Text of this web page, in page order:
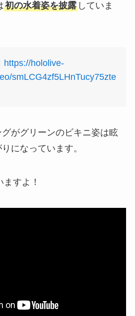
初の水着姿を披露していま
https://hololive-
smLCG4zf5LHnTucy75zte
がグリーンのビキニ姿は眩
になっています。
ますよ！